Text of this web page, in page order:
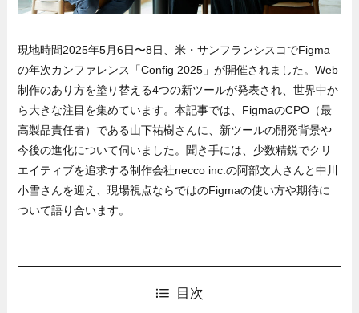
現地時間2025年5月6日〜8日、米・サンフランシスコでFigma
の年次カンファレンス「Config 2025」が開催されました。Web
制作のあり方を塗り替える4つの新ツールが発表され、世界中か
ら大きな注目を集めています。本記事では、FigmaのCPO（最
高製品責任者）である山下祐樹さんに、新ツールの開発背景や
今後の進化について伺いました。聞き手には、少数精鋭でクリ
エイティブを追求する制作会社necco inc.の阿部文人さんと中川
小雪さんを迎え、現場視点ならではのFigmaの使い方や期待に
ついて語り合います。
目次